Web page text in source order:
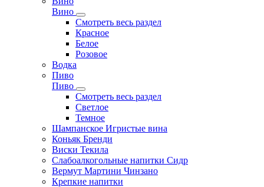
Вино
Смотреть весь раздел
Красное
Белое
Розовое
Водка
Пиво
Пиво
Смотреть весь раздел
Cветлое
Темное
Шампанское Игристые вина
Коньяк Бренди
Виски Текила
Слабоалкогольные напитки Сидр
Вермут Мартини Чинзано
Крепкие напитки